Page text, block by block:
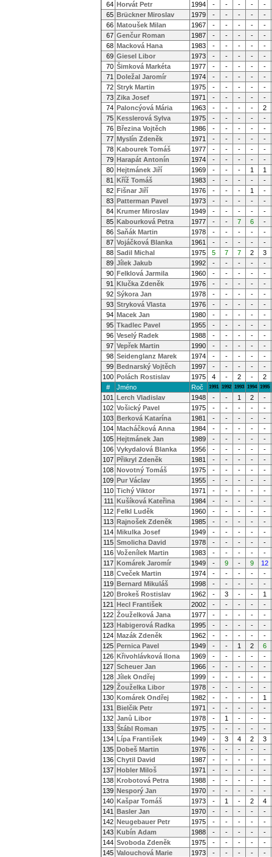
64 Horvát Petr 1994 - - - -
-
65 Brückner Miroslav 1979 - - - -
-
66 Matoušek Milan 1967 - - - -
-
67 Genčur Roman 1987 - - - -
-
68 Macková Hana 1983 - - - -
-
69 Giesel Libor 1973 - - - -
-
70 Šimková Markéta 1977 - - - -
-
71 Doležal Jaromír 1974 - - - -
-
72 Stryk Martin 1975 - - - -
-
73 Zika Josef 1971 - - - -
-
74 Paloncýová Mária 1963 - - - -
2
75 Kesslerová Sylva 1975 - - - -
-
76 Březina Vojtěch 1986 - - - -
-
77 Myslín Zdeněk 1971 - - - -
-
78 Kabourek Tomáš 1977 - - - -
-
79 Harapát Antonín 1974 - - - -
-
80 Hejtmánek Jiří 1969 - - - 1
1
81 Kříž Tomáš 1983 - - - -
-
82 Fišnar Jiří 1976 - - - 1
-
83 Patterman Pavel 1973 - - - -
-
84 Krumer Miroslav 1949 - - - -
-
85 Kabourková Petra 1977 - - 7 6
-
86 Saňák Martin 1978 - - - -
-
87 Vojáčková Blanka 1961 - - - -
-
88 Sadil Michal 1975 5 7 7 2
3
89 Jílek Jakub 1992 - - - -
-
90 Felklová Jarmila 1960 - - - -
-
91 Klučka Zdeněk 1976 - - - -
-
92 Sýkora Jan 1978 - - - -
-
93 Stryková Vlasta 1976 - - - -
-
94 Macek Jan 1980 - - - -
-
95 Tkadlec Pavel 1955 - - - -
-
96 Veselý Radek 1988 - - - -
-
97 Vepřek Martin 1990 - - - -
-
98 Seidenglanz Marek 1974 - - - -
-
99 Bednarský Vojtěch 1997 - - - -
-
100 Polách Rostislav 1975 4 - 2 -
2
#
Jméno Roč 1991 1992 1993 1994 1995
101 Lerch Vladislav 1948 - - 1 2
-
102 Vošický Pavel 1975 - - - -
-
103 Berková Katarína 1981 - - - -
-
104 Macháčková Anna 1984 - - - -
-
105 Hejtmánek Jan 1989 - - - -
-
106 Vykydalová Blanka 1956 - - - -
-
107 Přikryl Zdeněk 1981 - - - -
-
108 Novotný Tomáš 1975 - - - -
-
109 Pur Václav 1955 - - - -
-
110 Tichý Viktor 1971 - - - -
-
111 Kušíková Kateřina 1984 - - - -
-
112 Felkl Luděk 1960 - - - -
-
113 Rajnošek Zdeněk 1985 - - - -
-
114 Mikulka Josef 1949 - - - -
-
115 Smolicha David 1978 - - - -
-
116 Voženílek Martin 1983 - - - -
-
117 Komárek Jaromír 1949 - 9 - 9
12
118 Cveček Martin 1974 - - - -
-
119 Bernard Mikuláš 1998 - - - -
-
120 Brokeš Rostislav 1962 - 3 - -
1
121 Hecl František 2002 - - - -
-
122 Žouželková Jana 1977 - - - -
-
123 Habigerová Radka 1995 - - - -
-
124 Mazák Zdeněk 1962 - - - -
-
125 Pernica Pavel 1949 - - 1 2
6
126 Křivohlávková Ilona 1969 - - - -
-
127 Scheuer Jan 1966 - - - -
-
128 Jílek Ondřej 1999 - - - -
-
129 Žouželka Libor 1978 - - - -
-
130 Komárek Ondřej 1982 - - - -
1
131 Bielčik Petr 1971 - - - -
-
132 Janů Libor 1978 - 1 - -
-
133 Štábl Roman 1975 - - - -
-
134 Lípa František 1949 - 3 4 2
3
135 Dobeš Martin 1976 - - - -
-
136 Chytil David 1987 - - - -
-
137 Hobler Miloš 1971 - - - -
-
138 Krobotová Petra 1988 - - - -
-
139 Nesporý Jan 1970 - - - -
-
140 Kašpar Tomáš 1973 - 1 - 2
4
141 Basler Jan 1970 - - - -
-
142 Neugebauer Petr 1975 - - - -
-
143 Kubín Adam 1988 - - - -
-
144 Svoboda Zdeněk 1975 - - - -
-
145 Valouchová Marie 1973 - - - -
-